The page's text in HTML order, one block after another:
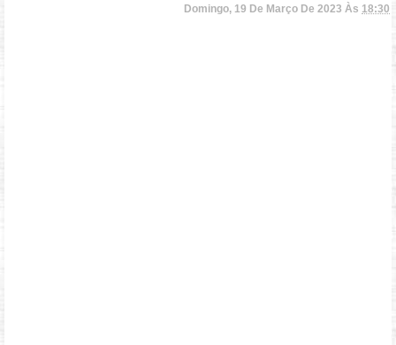
Domingo, 19 De Março De 2023 Às 18:30